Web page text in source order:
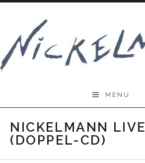
content
Nickelmann.de
MENU
NICKELMANN LIVE
(DOPPEL-CD)